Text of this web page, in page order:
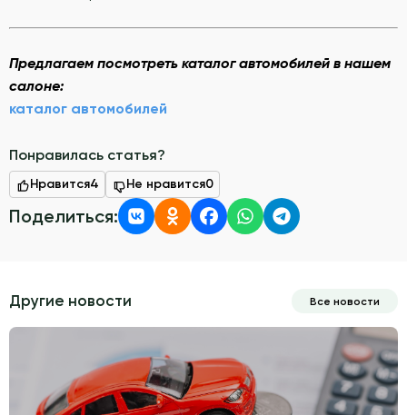
Предлагаем посмотреть каталог автомобилей в нашем
салоне:
каталог автомобилей
Понравилась статья?
Нравится4 Не нравится0
Поделиться:
Другие новости Все новости